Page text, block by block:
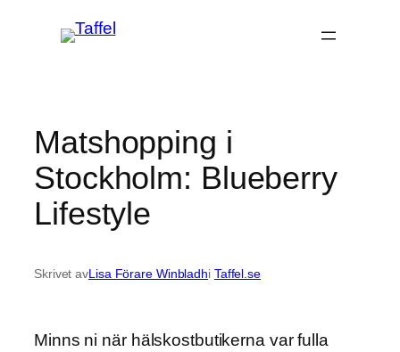
Matshopping i
Stockholm: Blueberry
Lifestyle
Skrivet avLisa Förare Winbladhi Taffel.se
Minns ni när hälskostbutikerna var fulla